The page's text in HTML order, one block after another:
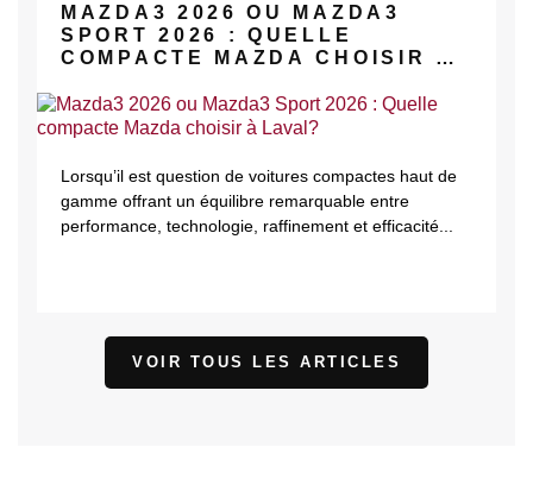
MAZDA3 2026 OU MAZDA3
SPORT 2026 : QUELLE
COMPACTE MAZDA CHOISIR À
Lorsqu’il est question de voitures compactes haut de
gamme offrant un équilibre remarquable entre
performance, technologie, raffinement et efficacité...
VOIR TOUS LES ARTICLES